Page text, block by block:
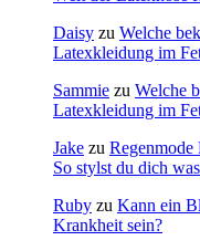
Daisy zu Welche
Latexkleidung im
Sammie zu Welche
Latexkleidung im
Jake zu
So stylst du dich
Ruby zu Kann ein
Krankheit sein?